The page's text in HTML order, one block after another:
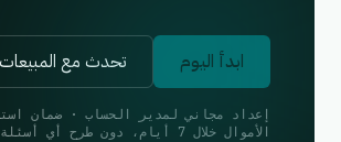
ابدأ اليوم تحدث مع المبيعات
إعداد مجاني لمدير الحساب · ضمان
الأموال خلال 7 أيام، دون طرح أي أسئلة